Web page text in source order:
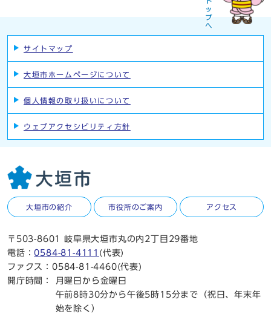
サイトマップ
大垣市ホームページについて
個人情報の取り扱いについて
ウェブアクセシビリティ方針
大垣市の紹介 市役所のご案内 アクセス
〒503-8601 岐阜県大垣市丸の内2丁目29番地
電話：0584-81-4111 (代表)
ファクス：0584-81-4460(代表)
開庁時間：
月曜日から金曜日
午前8時30分から午後5時15分まで（祝日、年末年
始を除く）